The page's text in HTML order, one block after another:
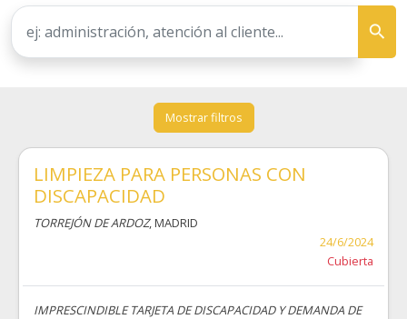
Mostrar filtros
LIMPIEZA PARA PERSONAS CON
DISCAPACIDAD
TORREJÓN DE ARDOZ, MADRID
24/6/2024
Cubierta
IMPRESCINDIBLE TARJETA DE DISCAPACIDAD Y DEMANDA DE